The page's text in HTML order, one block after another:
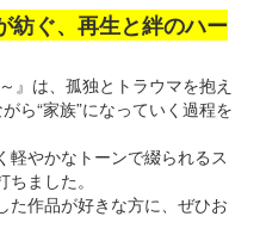
紡ぐ、再生と絆のハー
』は、孤独とトラウマを抱え
ら“家族”になっていく過程を
軽やかなトーンで綴られるス
ました。
た作品が好きな方に、ぜひお